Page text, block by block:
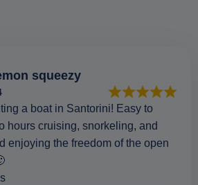
squeezy
a boat in Santorini! Easy to
hours cruising, snorkeling, and
enjoying the freedom of the open